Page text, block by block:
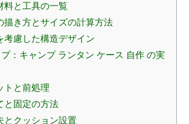
料と工具の一覧
描き方とサイズの計算方法
考慮した構造デザイン
：キャンプ ランタン ケース 自作 の実
トと前処理
と固定の方法
とクッション設置